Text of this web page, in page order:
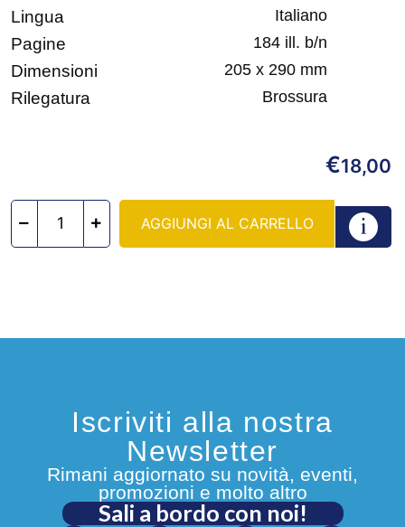
Lingua Italiano
Pagine 184 ill. b/n
Dimensioni 205 x 290 mm
Rilegatura Brossura
€18,00
AGGIUNGI AL CARRELLO
Iscriviti alla nostra
Newsletter
Rimani aggiornato su novità, eventi,
promozioni e molto altro
Sali a bordo con noi!